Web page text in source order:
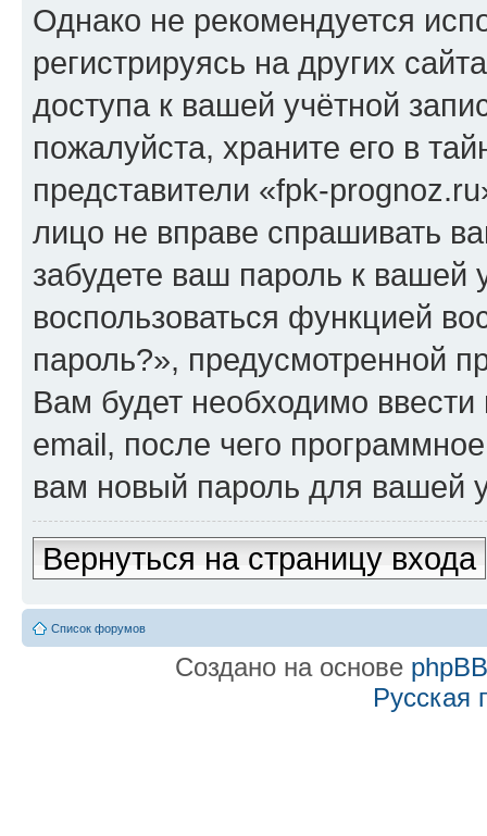
Однако не рекомендуется
регистрируясь на других
доступа к вашей учётной
пожалуйста, храните его в
представители «fpk-
лицо не вправе спрашивать
забудете ваш пароль к вашей
воспользоваться функцией
пароль?», предусмотренной
Вам будет необходимо
email, после чего
вам новый пароль для вашей
Вернуться на страницу входа
Список форумов
Создано на основе phpBB
Русская